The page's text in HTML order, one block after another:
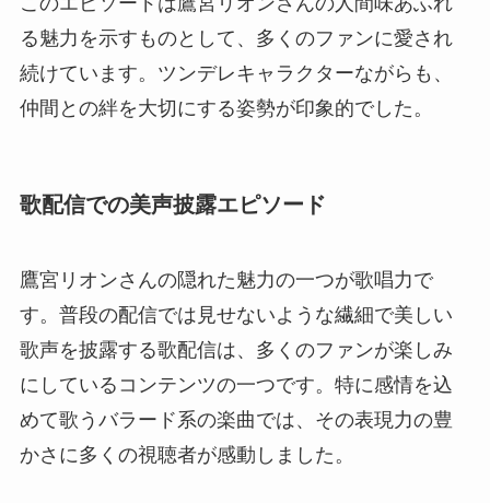
る魅力を示すものとして、多くのファンに愛され
続けています。ツンデレキャラクターながらも、
仲間との絆を大切にする姿勢が印象的でした。
歌配信での美声披露エピソード
鷹宮リオンさんの隠れた魅力の一つが歌唱力で
す。普段の配信では見せないような繊細で美しい
歌声を披露する歌配信は、多くのファンが楽しみ
にしているコンテンツの一つです。特に感情を込
めて歌うバラード系の楽曲では、その表現力の豊
かさに多くの視聴者が感動しました。